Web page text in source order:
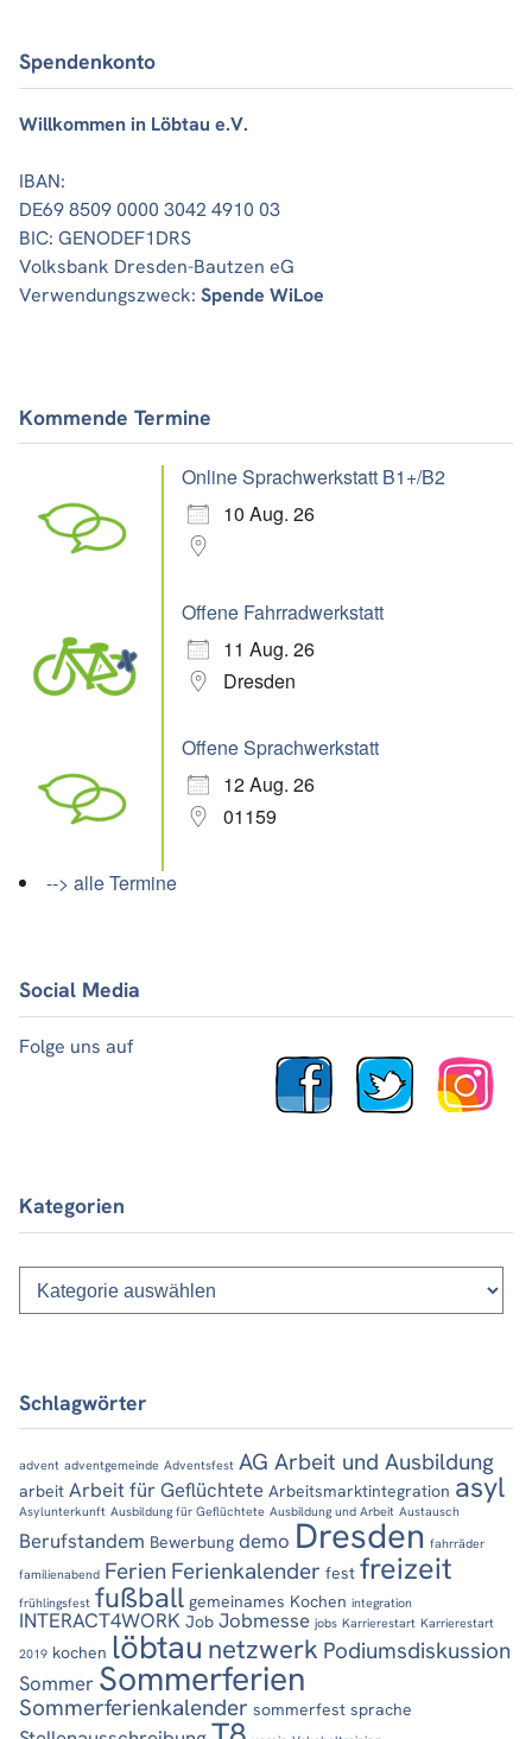
Spendenkonto
Willkommen in Löbtau e.V.
IBAN:
DE69 8509 0000 3042 4910 03
BIC: GENODEF1DRS
Volksbank Dresden-Bautzen eG
Verwendungszweck: Spende WiLoe
Kommende Termine
Online Sprachwerkstatt B1+/B2
10 Aug. 26
Offene Fahrradwerkstatt
11 Aug. 26
Dresden
Offene Sprachwerkstatt
12 Aug. 26
01159
--> alle Termine
Social Media
Folge uns auf
Kategorien
Kategorien
Schlagwörter
advent adventgemeinde Adventsfest AG Arbeit und Ausbildung
arbeit Arbeit für Geflüchtete Arbeitsmarktintegration asyl
Asylunterkunft Ausbildung für Geflüchtete Ausbildung und Arbeit Austausch
Berufstandem Bewerbung demo Dresden fahrräder
familienabend Ferien Ferienkalender fest freizeit
frühlingsfest fußball gemeinames Kochen integration
INTERACT4WORK Job Jobmesse jobs Karrierestart Karrierestart
2019 kochen löbtau netzwerk Podiumsdiskussion
Sommer Sommerferien
Sommerferienkalender sommerfest sprache